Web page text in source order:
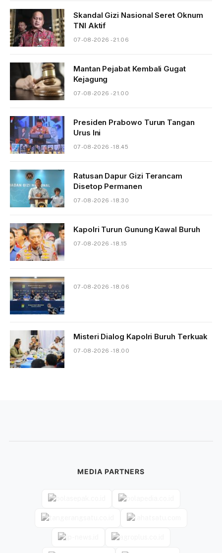
Skandal Gizi Nasional Seret Oknum
TNI Aktif
07-08-2026 - 21.06
Mantan Pejabat Kembali Gugat
Kejagung
07-08-2026 - 21.00
Presiden Prabowo Turun Tangan
Urus Ini
07-08-2026 - 18.45
Ratusan Dapur Gizi Terancam
Disetop Permanen
07-08-2026 - 18.30
Kapolri Turun Gunung Kawal Buruh
07-08-2026 - 18.15
07-08-2026 - 18.06
Misteri Dialog Kapolri Buruh Terkuak
07-08-2026 - 18.00
MEDIA PARTNERS